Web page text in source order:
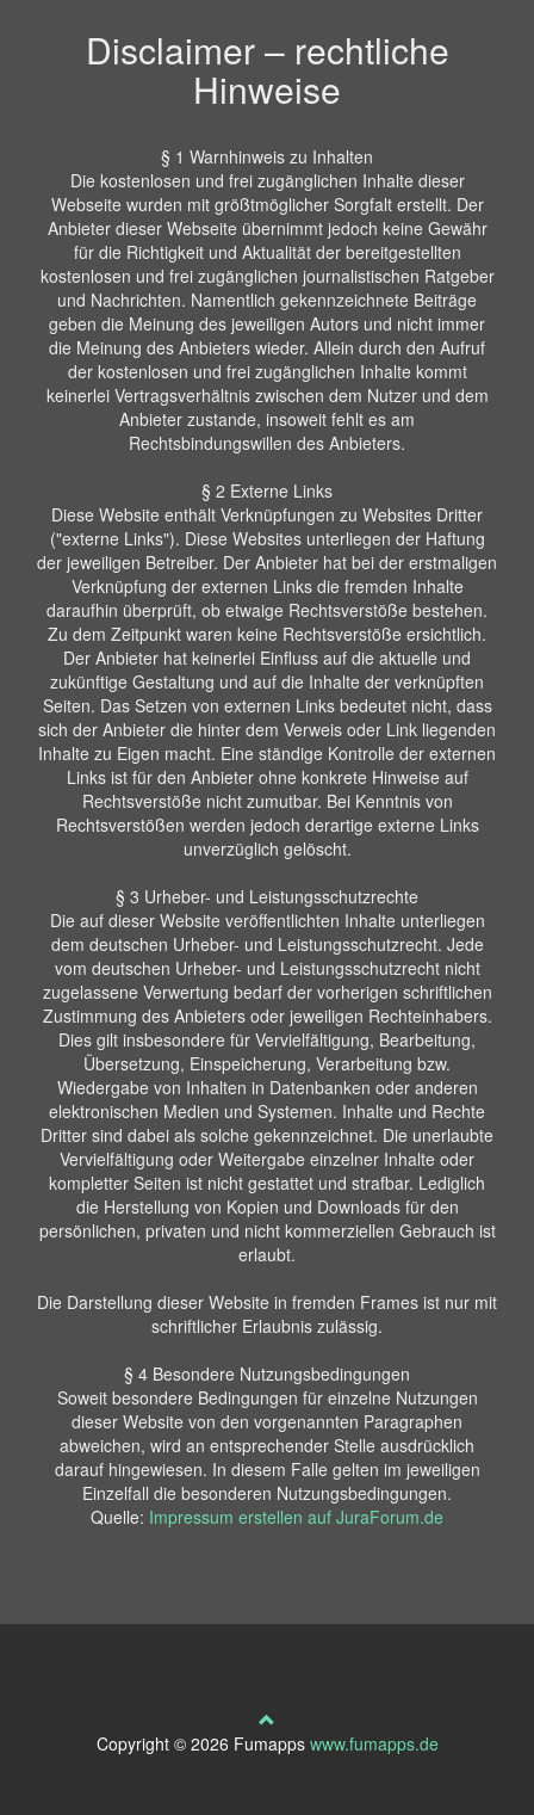
Disclaimer – rechtliche
Hinweise
§ 1 Warnhinweis zu Inhalten
Die kostenlosen und frei zugänglichen Inhalte dieser
Webseite wurden mit größtmöglicher Sorgfalt erstellt. Der
Anbieter dieser Webseite übernimmt jedoch keine Gewähr
für die Richtigkeit und Aktualität der bereitgestellten
kostenlosen und frei zugänglichen journalistischen Ratgeber
und Nachrichten. Namentlich gekennzeichnete Beiträge
geben die Meinung des jeweiligen Autors und nicht immer
die Meinung des Anbieters wieder. Allein durch den Aufruf
der kostenlosen und frei zugänglichen Inhalte kommt
keinerlei Vertragsverhältnis zwischen dem Nutzer und dem
Anbieter zustande, insoweit fehlt es am
Rechtsbindungswillen des Anbieters.
§ 2 Externe Links
Diese Website enthält Verknüpfungen zu Websites Dritter
("externe Links"). Diese Websites unterliegen der Haftung
der jeweiligen Betreiber. Der Anbieter hat bei der erstmaligen
Verknüpfung der externen Links die fremden Inhalte
daraufhin überprüft, ob etwaige Rechtsverstöße bestehen.
Zu dem Zeitpunkt waren keine Rechtsverstöße ersichtlich.
Der Anbieter hat keinerlei Einfluss auf die aktuelle und
zukünftige Gestaltung und auf die Inhalte der verknüpften
Seiten. Das Setzen von externen Links bedeutet nicht, dass
sich der Anbieter die hinter dem Verweis oder Link liegenden
Inhalte zu Eigen macht. Eine ständige Kontrolle der externen
Links ist für den Anbieter ohne konkrete Hinweise auf
Rechtsverstöße nicht zumutbar. Bei Kenntnis von
Rechtsverstößen werden jedoch derartige externe Links
unverzüglich gelöscht.
§ 3 Urheber- und Leistungsschutzrechte
Die auf dieser Website veröffentlichten Inhalte unterliegen
dem deutschen Urheber- und Leistungsschutzrecht. Jede
vom deutschen Urheber- und Leistungsschutzrecht nicht
zugelassene Verwertung bedarf der vorherigen schriftlichen
Zustimmung des Anbieters oder jeweiligen Rechteinhabers.
Dies gilt insbesondere für Vervielfältigung, Bearbeitung,
Übersetzung, Einspeicherung, Verarbeitung bzw.
Wiedergabe von Inhalten in Datenbanken oder anderen
elektronischen Medien und Systemen. Inhalte und Rechte
Dritter sind dabei als solche gekennzeichnet. Die unerlaubte
Vervielfältigung oder Weitergabe einzelner Inhalte oder
kompletter Seiten ist nicht gestattet und strafbar. Lediglich
die Herstellung von Kopien und Downloads für den
persönlichen, privaten und nicht kommerziellen Gebrauch ist
erlaubt.
Die Darstellung dieser Website in fremden Frames ist nur mit
schriftlicher Erlaubnis zulässig.
§ 4 Besondere Nutzungsbedingungen
Soweit besondere Bedingungen für einzelne Nutzungen
dieser Website von den vorgenannten Paragraphen
abweichen, wird an entsprechender Stelle ausdrücklich
darauf hingewiesen. In diesem Falle gelten im jeweiligen
Einzelfall die besonderen Nutzungsbedingungen.
Quelle: Impressum erstellen auf JuraForum.de
Copyright © 2026 Fumapps www.fumapps.de